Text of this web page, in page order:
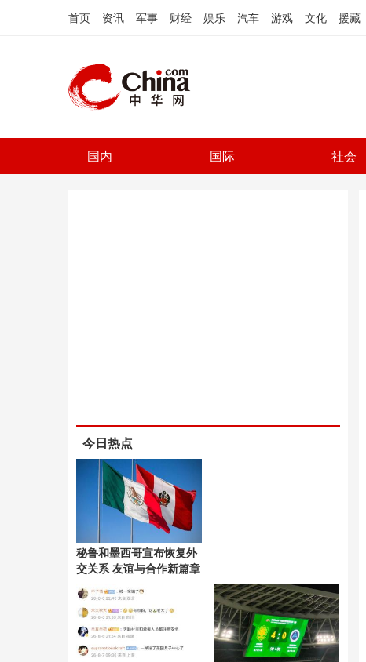
首页 资讯 军事 财经 娱乐 汽车 游戏 文化 援藏
国内 国际 社会
今日热点
秘鲁和墨西哥宣布恢复外
交关系 友谊与合作新篇章